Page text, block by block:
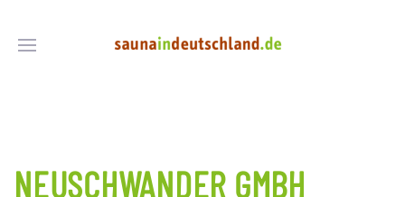
NEUSCHWANDER GMBH